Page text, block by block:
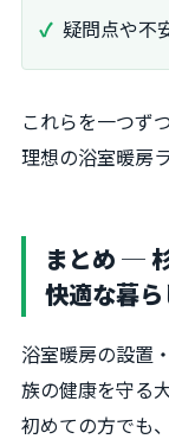
疑問点や不
これらを一つず
理想の浴室暖房
まとめ ─
快適な暮
浴室暖房の設置
族の健康を守る
初めての方でも